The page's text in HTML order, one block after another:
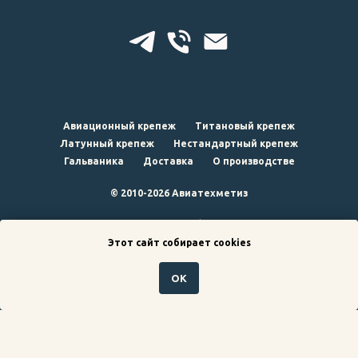
Авиационный крепеж
Титановый крепеж
Латунный крепеж
Нестандартный крепеж
Гальваника
Доставка О производстве
© 2010-2026 Авиатехметиз
наверх
Этот сайт собирает cookies
ОК